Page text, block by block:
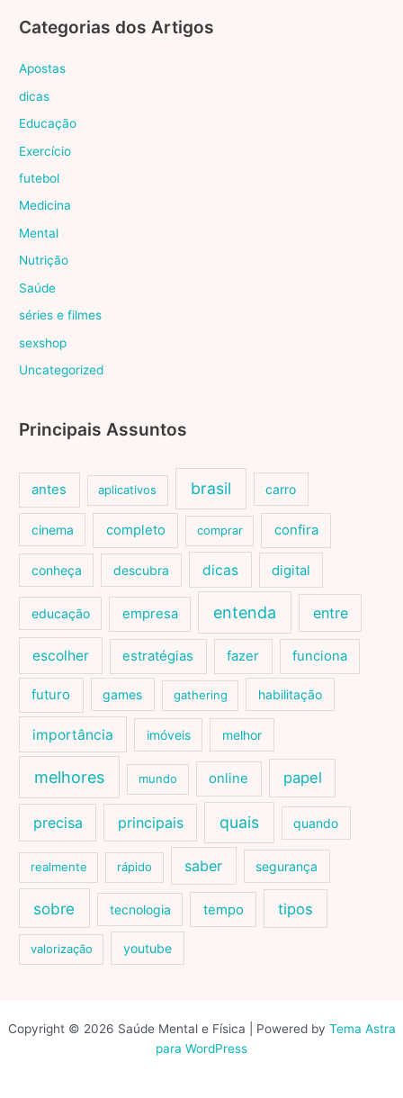
Categorias dos Artigos
Apostas
dicas
Educação
Exercício
futebol
Medicina
Mental
Nutrição
Saúde
séries e filmes
sexshop
Uncategorized
Principais Assuntos
antes aplicativos brasil carro
cinema completo comprar confira
conheça descubra dicas digital
educação empresa entenda entre
escolher estratégias fazer funciona
futuro games gathering habilitação
importância imóveis melhor
melhores mundo online papel
precisa principais quais quando
realmente rápido saber segurança
sobre tecnologia tempo tipos
valorização youtube
Copyright © 2026 Saúde Mental e Física | Powered by Tema Astra
para WordPress